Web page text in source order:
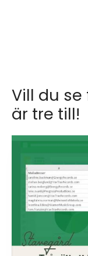
Vill du se
är tre till!